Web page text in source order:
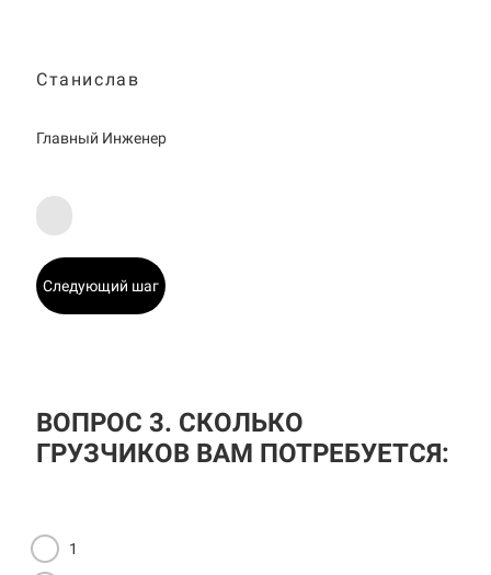
Станислав
Главный Инженер
Следующий шаг
ВОПРОС 3. СКОЛЬКО
ГРУЗЧИКОВ ВАМ ПОТРЕБУЕТСЯ:
1